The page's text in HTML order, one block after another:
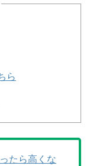
ら
たら高くな